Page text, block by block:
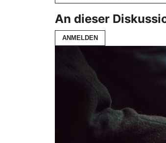
An dieser
ANMELDEN